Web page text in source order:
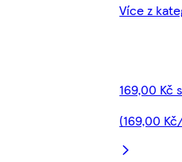
Více z
169,00 Kč
(169,00